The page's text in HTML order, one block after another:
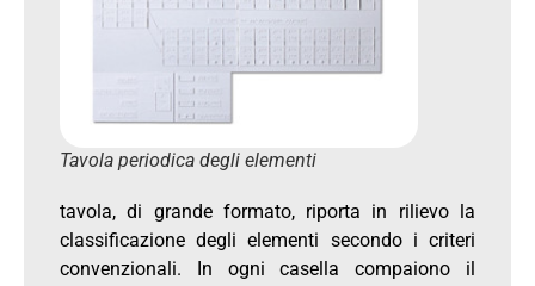
Tavola periodica degli elementi
tavola, di grande formato, riporta in rilievo la
classificazione degli elementi secondo i criteri
convenzionali. In ogni casella compaiono il